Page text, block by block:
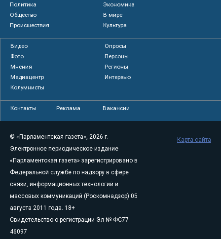
Политика
Экономика
Общество
В мире
Происшествия
Культура
Видео
Опросы
Фото
Персоны
Мнения
Регионы
Медиацентр
Интервью
Колумнисты
Контакты Реклама Вакансии
© «Парламентская газета», 2026 г.
Электронное периодическое издание
«Парламентская газета» зарегистрировано в
Федеральной службе по надзору в сфере
связи, информационных технологий и
массовых коммуникаций (Роскомнадзор) 05
августа 2011 года. 18+
Свидетельство о регистрации Эл № ФС77-
46097
Карта сайта